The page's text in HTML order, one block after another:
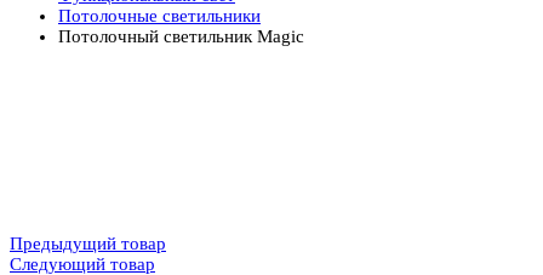
Потолочные светильники
Потолочный светильник Magic
Предыдущий товар
Следующий товар